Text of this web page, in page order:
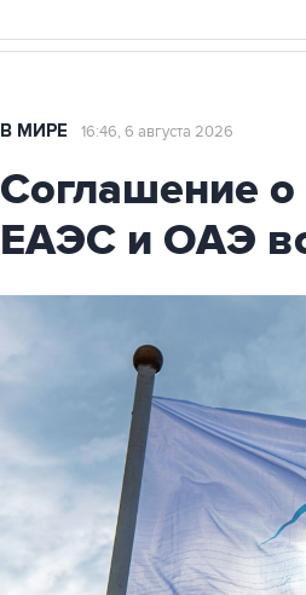
В МИРЕ 16:46, 6 августа 2026
Соглашение
ЕАЭС и ОАЭ